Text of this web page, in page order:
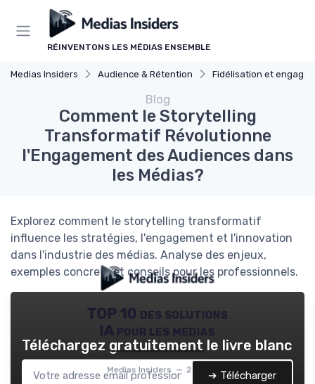
RÉINVENTONS LES MÉDIAS ENSEMBLE
Medias Insiders Audience & Rétention Fidélisation et
Blog
Comment le Storytelling
Transformatif Révolutionne
l'Engagement des Audiences dans
les Médias?
Explorez comment le storytelling transformatif
influence les stratégies, l'engagement et l'innovation
dans l'industrie des médias. Analyse des enjeux,
exemples concrets et conseils pour les professionnels.
TOP 10 des solutions
IA pour les medias
Medias Insiders — 2026
Téléchargez gratuitement le livre blanc
➔ Télécharger
Panneau de gestion des cookies